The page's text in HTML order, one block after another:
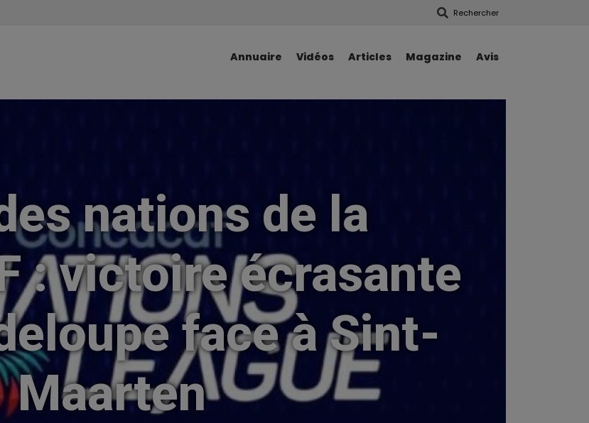
Rechercher
Annuaire Vidéos Articles Magazine Avis
nations de la
: victoire écrasante
face à Sint-
Maarten